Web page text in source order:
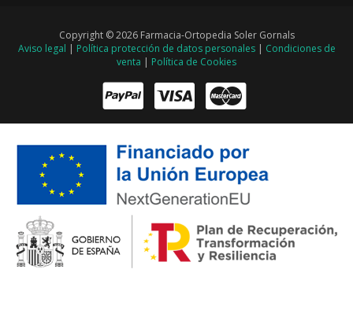
Copyright © 2026 Farmacia-Ortopedia Soler Gornals
Aviso legal | Política protección de datos personales| Condiciones de
venta | Política de Cookies